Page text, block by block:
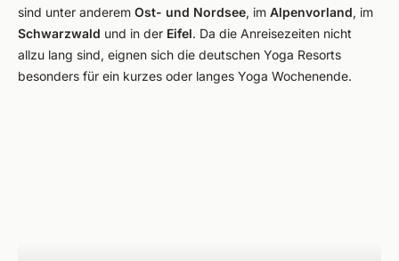
sind unter anderem Ost- und Nordsee, im Alpenvorland, im
Schwarzwald und in der Eifel. Da die Anreisezeiten nicht
allzu lang sind, eignen sich die deutschen Yoga Resorts
besonders für ein kurzes oder langes Yoga Wochenende.